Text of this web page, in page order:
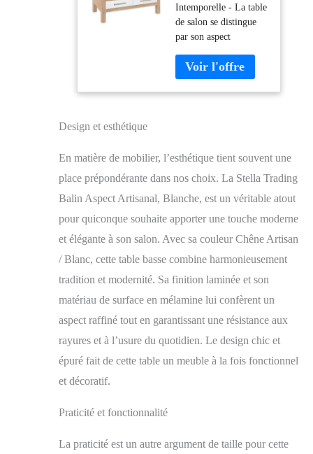
Blanche – Table
Basse spacieuse
avec tiroirs pour
Votre Salon, Bois
d'ingénierie,
Chêne
Artisan/Blanc,
Intemporelle - La table
de salon se distingue
par son aspect
que les façades simples
des tiroirs blanches
forment un contraste
d'espace de rangement
suffisamment d'espace
pour les magazines, les
télécommandes, les
accessoires et les
collations. Deux tiroirs
supplémentaires
d'autres petits objets.
Polyvalente - Avec son
design intemporel, la
non seulement
parfaitement au mur
Montage facile : la
Design et esthétique
En matière de mobilier, l’esthétique tient souvent une
place prépondérante dans nos choix. La Stella Trading
Balin Aspect Artisanal, Blanche, est un véritable atout
pour quiconque souhaite apporter une touche moderne
et élégante à son salon. Avec sa couleur Chêne Artisan
/ Blanc, cette table basse combine harmonieusement
tradition et modernité. Sa finition laminée et son
matériau de surface en mélamine lui confèrent un
aspect raffiné tout en garantissant une résistance aux
rayures et à l’usure du quotidien. Le design chic et
épuré fait de cette table un meuble à la fois fonctionnel
et décoratif.
Praticité et fonctionnalité
La praticité est un autre argument de taille pour cette